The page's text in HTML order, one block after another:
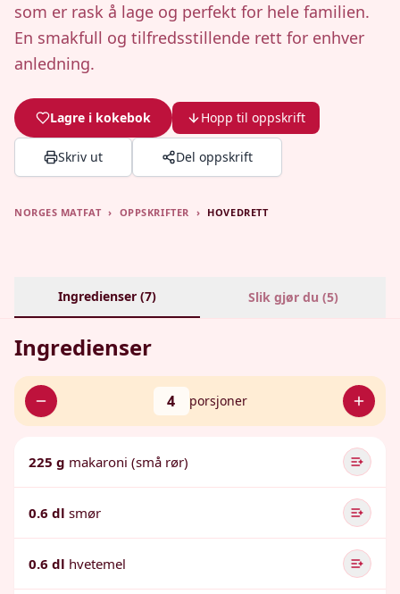
som er rask å lage og perfekt for hele familien.
En smakfull og tilfredsstillende rett for enhver
anledning.
Lagre i kokebok Hopp til oppskrift
Skriv ut Del oppskrift
NORGES MATFAT › OPPSKRIFTER › HOVEDRETT
Ingredienser (7) Slik gjør du (5)
Ingredienser
4 porsjoner
225 g makaroni (små rør)
0.6 dl smør
0.6 dl hvetemel